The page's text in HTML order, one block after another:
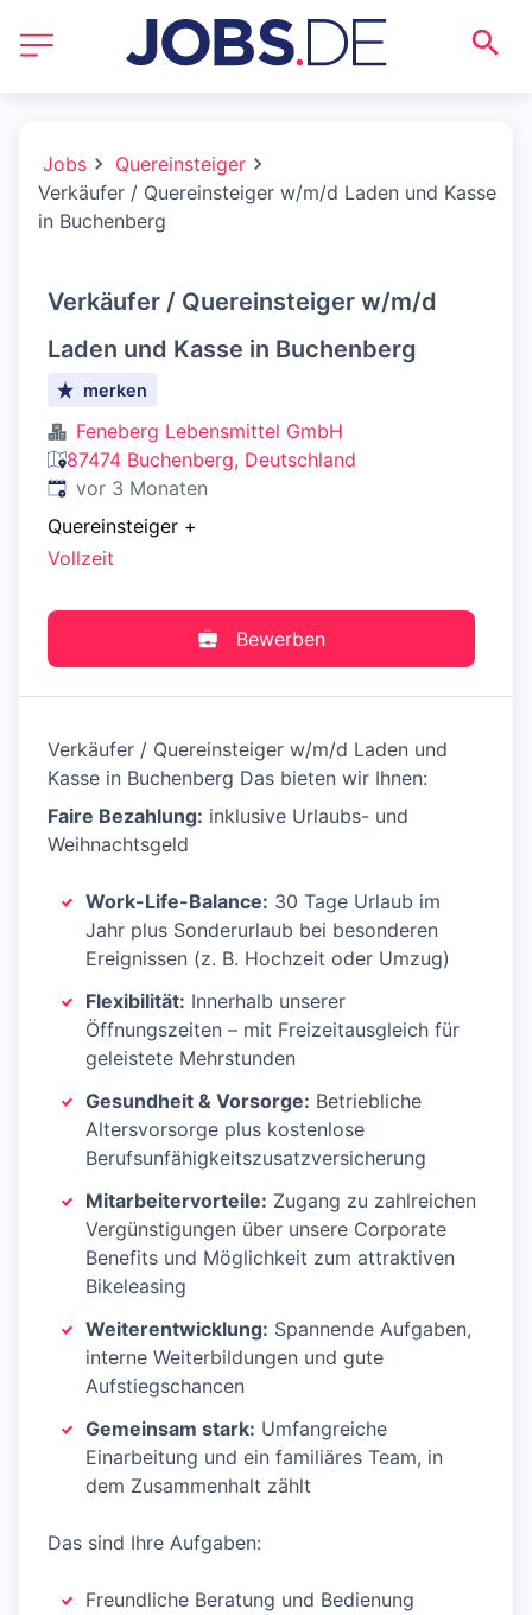
Jobs
Quereinsteiger
Verkäufer / Quereinsteiger w/m/d Laden und Kasse
in Buchenberg
Verkäufer / Quereinsteiger w/m/d
Laden und Kasse in Buchenberg
merken
Feneberg Lebensmittel GmbH
87474 Buchenberg, Deutschland
Veröffentlicht:
vor 3 Monaten
Quereinsteiger +
Vollzeit
Bewerben
Verkäufer / Quereinsteiger w/m/d Laden und
Kasse in Buchenberg Das bieten wir Ihnen:
Faire Bezahlung: inklusive Urlaubs- und
Weihnachtsgeld
Work-Life-Balance: 30 Tage Urlaub im
Jahr plus Sonderurlaub bei besonderen
Ereignissen (z. B. Hochzeit oder Umzug)
Flexibilität: Innerhalb unserer
Öffnungszeiten – mit Freizeitausgleich für
geleistete Mehrstunden
Gesundheit & Vorsorge: Betriebliche
Altersvorsorge plus kostenlose
Berufsunfähigkeitszusatzversicherung
Mitarbeitervorteile: Zugang zu zahlreichen
Vergünstigungen über unsere Corporate
Benefits und Möglichkeit zum attraktiven
Bikeleasing
Weiterentwicklung: Spannende Aufgaben,
interne Weiterbildungen und gute
Aufstiegschancen
Gemeinsam stark: Umfangreiche
Einarbeitung und ein familiäres Team, in
dem Zusammenhalt zählt
Das sind Ihre Aufgaben:
Freundliche Beratung und Bedienung